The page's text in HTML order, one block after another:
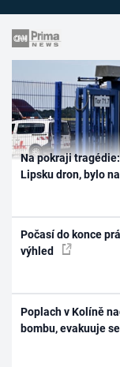
Na pokraji
Lipsku dron, bylo
Počasí do konce
výhled
Poplach v Kolíně
bombu, evakuuje